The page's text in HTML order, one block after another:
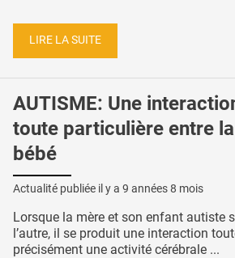
LIRE LA SUITE
AUTISME: Une
toute particulière entre
bébé
Actualité publiée il y a 9 années 8 mois
Lorsque la mère et son enfant autiste
l’autre, il se produit une interaction
précisément une activité cérébrale ...